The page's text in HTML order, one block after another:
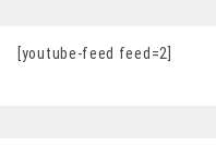
[youtube-feed feed=2]